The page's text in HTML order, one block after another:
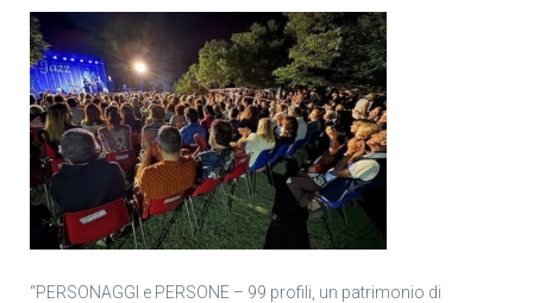
“PERSONAGGI e PERSONE – 99 profili, un patrimonio di